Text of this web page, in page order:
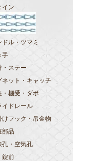
イン
ドル・ツマミ
手
・ステー
ネット・キャッチ
・棚受・ダボ
イドレール
けフック・吊金物
部品
孔・空気孔
錠前